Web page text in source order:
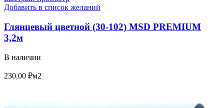
Добавить в список желаний
Глянцевый цветной (30-102) MSD PREMIUM
3,2м
В наличии
230,00 ₽м2